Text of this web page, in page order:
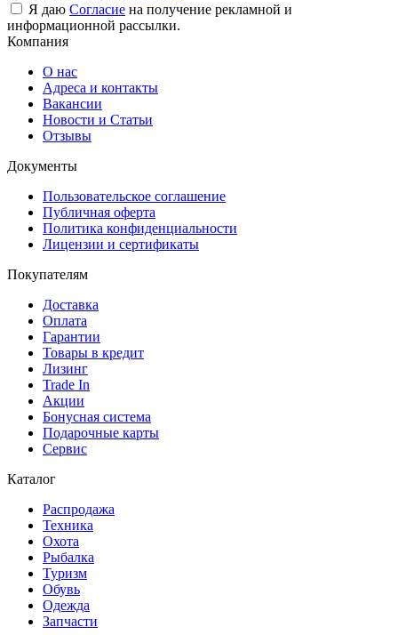
Я даю Согласие на получение рекламной и
информационной рассылки.
Компания
О нас
Адреса и контакты
Вакансии
Новости и Статьи
Отзывы
Документы
Пользовательское соглашение
Публичная оферта
Политика конфиденциальности
Лицензии и сертификаты
Покупателям
Доставка
Оплата
Гарантии
Товары в кредит
Лизинг
Trade In
Акции
Бонусная система
Подарочные карты
Сервис
Каталог
Распродажа
Техника
Охота
Рыбалка
Туризм
Обувь
Одежда
Запчасти